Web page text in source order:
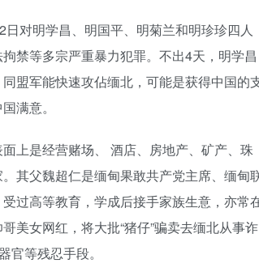
对明学昌、明国平、明菊兰和明珍珍四人
禁等多宗严重暴力犯罪。不出4天，明学昌
盟军能快速攻佔缅北，可能是获得中国的
满意。
上是经营赌场、 酒店、房地产、矿产、珠
其父魏超仁是缅甸果敢共产党主席、缅甸
过高等教育，学成后接手家族生意，亦常
美女网红，将大批“猪仔”骗卖去缅北从事诈
官等残忍手段。